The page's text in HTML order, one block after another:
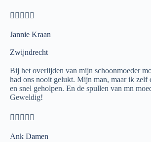
    
Jannie Kraan
Zwijndrecht
Bij het overlijden van mijn schoonmoeder
had ons nooit gelukt. Mijn man, maar ik
en snel geholpen. En de spullen van mn
Geweldig!
    
Ank Damen